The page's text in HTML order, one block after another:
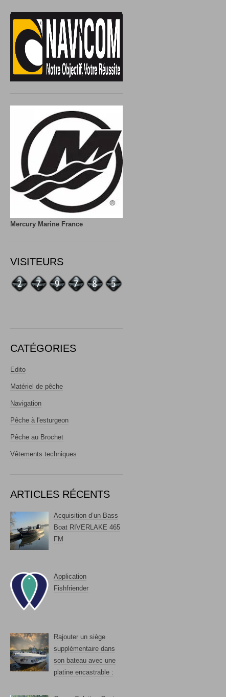
Mercury Marine France
VISITEURS
CATÉGORIES
Edito
Matériel de pêche
Navigation
Pêche à l'esturgeon
Pêche au Brochet
Vêtements techniques
ARTICLES RÉCENTS
Acquisition d’un Bass
Boat RIVERLAKE 465
FM
Application
Fishfriender
Rajouter un siège
supplémentaire dans
son bateau avec une
platine encastrable :